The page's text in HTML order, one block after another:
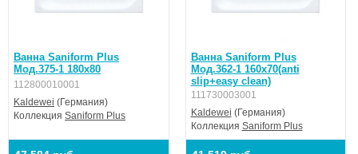
Ванна Saniform Plus
Мод.375-1 180х80
112800010001
Kaldewei (Германия)
Коллекция Saniform Plus
Ванна Saniform Plus
Мод.362-1 160х70(anti
slip+easy clean)
111730003001
Kaldewei (Германия)
Коллекция Saniform Plus